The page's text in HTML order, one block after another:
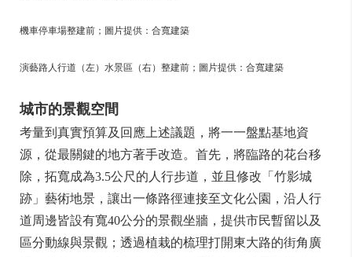
機車停車場整建前；圖片提供：合寬建築
演藝路人行道（左）水景區（右）整建前；圖片提供：合寬建築
城市的景觀空間
考量到真實預算及回應上述議題，將一一盤點基地資
源，從最關鍵的地方著手改造。首先，將臨路的花台移
除，拓寬成為3.5公尺的人行步道，並且修改「竹影城
跡」藝術地景，讓出一條路徑連接至文化公園，沿人行
道周邊皆設有寬40公分的景觀坐牆，提供市民暫留以及
區分動線與景觀；透過植栽的梳理打開東大路的街角廣